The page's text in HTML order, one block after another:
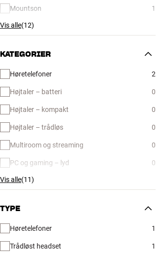
Mountson 1
Vis alle(12)
KATEGORIER
Høretelefoner 2
Højtaler – batteri 0
Højtaler – kompakt 0
Højtaler – trådløs 0
Multiroom og streaming 0
PC og gaming – lyd 0
Vis alle(11)
TYPE
Høretelefoner 1
Trådløst headset 1